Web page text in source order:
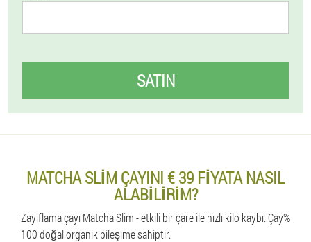
SATIN
MATCHA SLIM ÇAYINI € 39 FIYATA NASIL
ALABILIRIM?
Zayıflama çayı Matcha Slim - etkili bir çare ile hızlı kilo kaybı. Çay%
100 doğal organik bileşime sahiptir.